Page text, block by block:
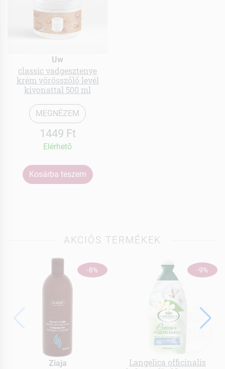
Uw
classic vadgesztenye
krém vörösszőlő levél
kivonattal 500 ml
MEGNÉZEM
1449 Ft
Elérhetõ
Kosárba teszem
AKCIÓS TERMÉKEK
-8%
Ziaja
-9%
Langelica officinalis